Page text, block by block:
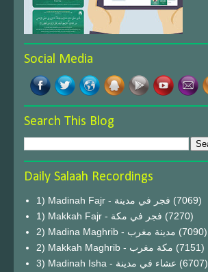
Social Media
Search This Blog
Daily Salaah Recordings
1) Madinah Fajr - فجر في مدينة (7069)
1) Makkah Fajr - فجر في مكة (7270)
2) Madina Maghrib - مدينة مغرب (7090)
2) Makkah Maghrib - مكة مغرب (7151)
3) Madinah Isha - عشاء في مدينة (6707)